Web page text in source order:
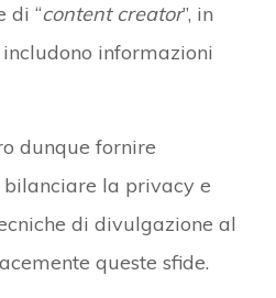
di “content creator”, in
informazioni
dunque fornire
la privacy e
di divulgazione al
queste sfide.